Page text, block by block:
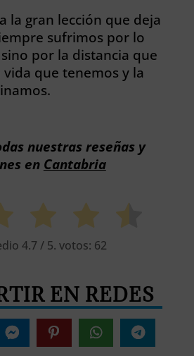
la gran lección que deja
sufrimos por lo
por la distancia que
que tenemos y la
nuestras reseñas y
en Cantabria
4.7 / 5. votos: 62
EN REDES